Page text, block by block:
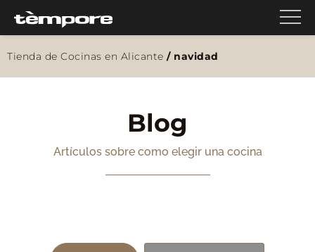
Tienda de Cocinas en Alicante / navidad
Blog
Artículos sobre como elegir una cocina